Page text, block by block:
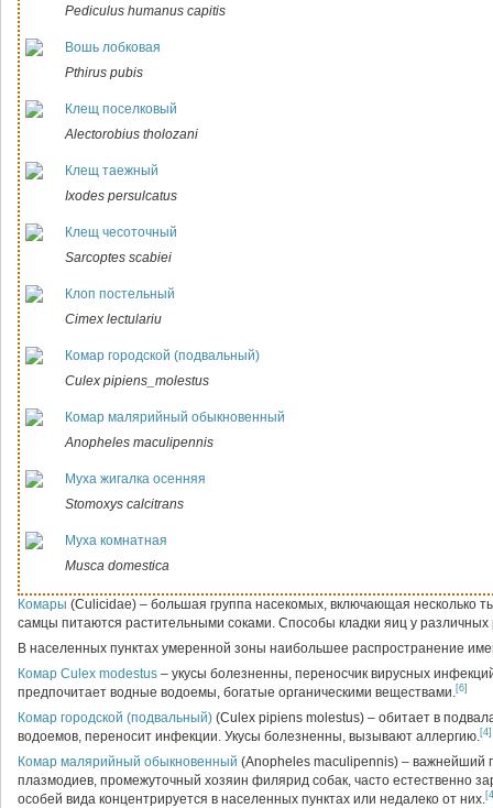
Pediculus humanus capitis
Вошь лобковая
Pthirus pubis
Клещ поселковый
Alectorobius tholozani
Клещ таежный
Ixodes persulcatus
Клещ чесоточный
Sarcoptes scabiei
Клоп постельный
Cimex lectulariu
Комар городской (подвальный)
Culex pipiens_molestus
Комар малярийный обыкновенный
Anopheles maculipennis
Муха жигалка осенняя
Stomoxys calcitrans
Муха комнатная
Musca domestica
Комары (Culicidae) – большая группа насекомых, включающая несколько
самцы питаются растительными соками. Способы кладки яиц у различных
В населенных пунктах умеренной зоны наибольшее распространение
Комар Culex modestus – укусы болезненны, переносчик вирусных
предпочитает водные водоемы, богатые органическими веществами.[6]
Комар городской (подвальный) (Culex pipiens molestus) – обитает в
водоемов, переносит инфекции. Укусы болезненны, вызывают аллергию.[4]
Комар малярийный обыкновенный (Anopheles maculipennis) – важнейший
плазмодиев, промежуточный хозяин филярид собак, часто естественно
особей вида концентрируется в населенных пунктах или недалеко от них.